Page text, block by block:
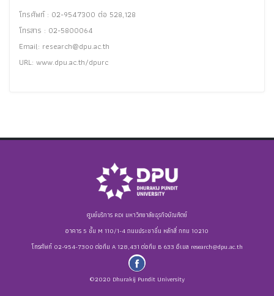
โทรศัพท์ : 02-9547300 ต่อ 528,128
โทรสาร : 02-5800064
Email: research@dpu.ac.th
URL: www.dpu.ac.th/dpurc
ศูนย์บริการ RDI มหาวิทยาลัยธุรกิจบัณฑิตย์
อาคาร 5 ชั้น M 110/1-4 ถนนประชาชื่น หลักสี่ กทม 10210
โทรศัพท์ 02-954-7300 ต่อทีม A 128,431 ต่อทีม B 633 อีเมล research@dpu.ac.th
©2020 Dhurakij Pundit University